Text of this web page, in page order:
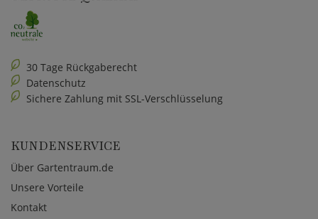
30 Tage Rückgaberecht
Datenschutz
Sichere Zahlung mit SSL-Verschlüsselung
KUNDENSERVICE
Über Gartentraum.de
Unsere Vorteile
Kontakt